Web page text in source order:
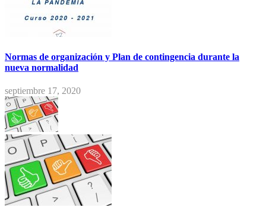
Normas de organización y Plan de contingencia durante la
nueva normalidad
septiembre 17, 2020